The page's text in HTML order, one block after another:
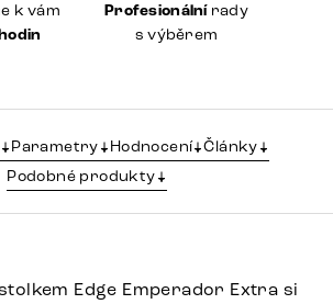
k vám
Profesionálnírady
s výběrem
Parametry Hodnocení Články
Podobné produkty
Edge Emperador Extra si